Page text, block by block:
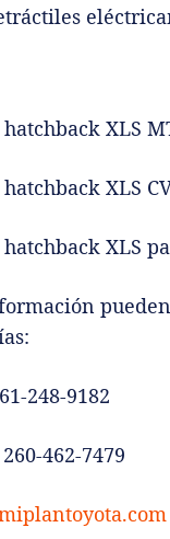
XLS
XLS
XLS
248-9182
462-7479